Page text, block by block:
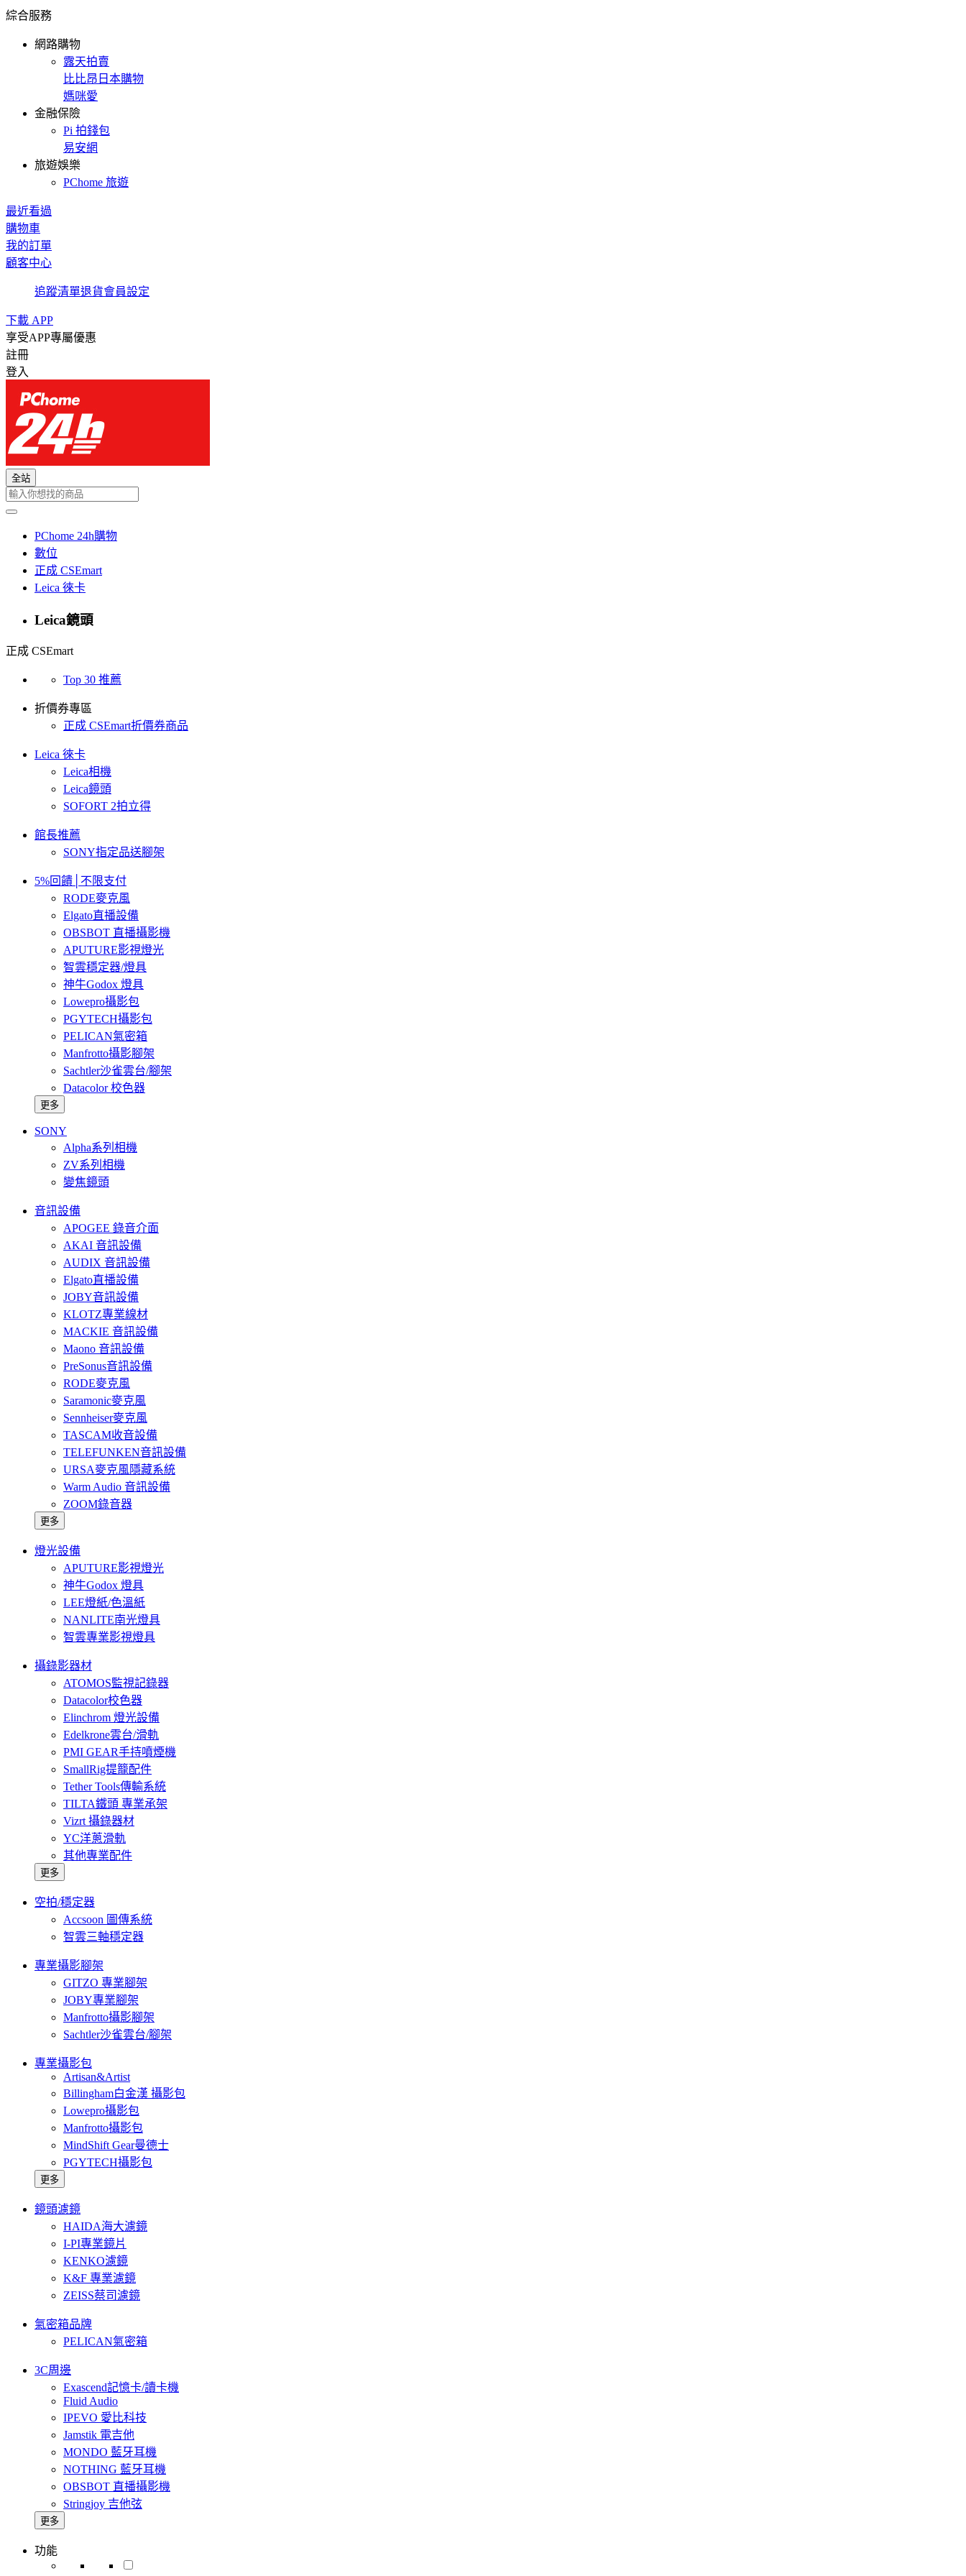
綜合服務
網路購物
露天拍賣
比比昂日本購物
媽咪愛
金融保險
Pi 拍錢包
易安網
旅遊娛樂
PChome 旅遊
最近看過
購物車
我的訂單
顧客中心
追蹤清單退貨會員設定
下載 APP
享受APP專屬優惠
註冊
登入
全站
PChome 24h購物
數位
正成 CSEmart
Leica 徠卡
Leica鏡頭
正成 CSEmart
Top 30 推薦
折價券專區
正成 CSEmart折價券商品
Leica 徠卡
Leica相機
Leica鏡頭
SOFORT 2拍立得
館長推薦
SONY指定品送腳架
5%回饋│不限支付
RODE麥克風
Elgato直播設備
OBSBOT 直播攝影機
APUTURE影視燈光
智雲穩定器/燈具
神牛Godox 燈具
Lowepro攝影包
PGYTECH攝影包
PELICAN氣密箱
Manfrotto攝影腳架
Sachtler沙雀雲台/腳架
Datacolor 校色器
更多
SONY
Alpha系列相機
ZV系列相機
變焦鏡頭
音訊設備
APOGEE 錄音介面
AKAI 音訊設備
AUDIX 音訊設備
Elgato直播設備
JOBY音訊設備
KLOTZ專業線材
MACKIE 音訊設備
Maono 音訊設備
PreSonus音訊設備
RODE麥克風
Saramonic麥克風
Sennheiser麥克風
TASCAM收音設備
TELEFUNKEN音訊設備
URSA麥克風隱藏系統
Warm Audio 音訊設備
ZOOM錄音器
更多
燈光設備
APUTURE影視燈光
神牛Godox 燈具
LEE燈紙/色溫紙
NANLITE南光燈具
智雲專業影視燈具
攝錄影器材
ATOMOS監視記錄器
Datacolor校色器
Elinchrom 燈光設備
Edelkrone雲台/滑軌
PMI GEAR手持噴煙機
SmallRig提籠配件
Tether Tools傳輸系統
TILTA鐵頭 專業承架
Vizrt 攝錄器材
YC洋蔥滑軌
其他專業配件
更多
空拍/穩定器
Accsoon 圖傳系統
智雲三軸穩定器
專業攝影腳架
GITZO 專業腳架
JOBY專業腳架
Manfrotto攝影腳架
Sachtler沙雀雲台/腳架
專業攝影包
Artisan&Artist
Billingham白金漢 攝影包
Lowepro攝影包
Manfrotto攝影包
MindShift Gear曼德士
PGYTECH攝影包
更多
鏡頭濾鏡
HAIDA海大濾鏡
I-PI專業鏡片
KENKO濾鏡
K&F 專業濾鏡
ZEISS蔡司濾鏡
氣密箱品牌
PELICAN氣密箱
3C周邊
Exascend記憶卡/讀卡機
Fluid Audio
IPEVO 愛比科技
Jamstik 電吉他
MONDO 藍牙耳機
NOTHING 藍牙耳機
OBSBOT 直播攝影機
Stringjoy 吉他弦
更多
功能